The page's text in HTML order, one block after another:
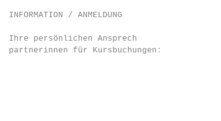
INFORMATION / ANMELDUNG
Ihre persönlichen Ansprech­
partnerinnen für Kursbuchungen: